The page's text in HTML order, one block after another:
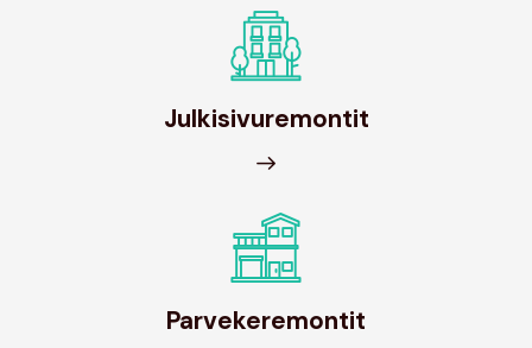
Julkisivuremontit
Parvekeremontit